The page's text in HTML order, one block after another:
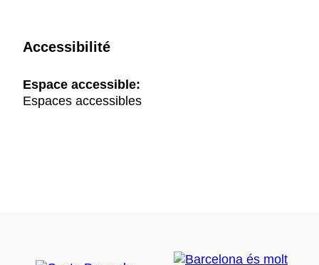
Accessibilité
Espace accessible:
Espaces accessibles